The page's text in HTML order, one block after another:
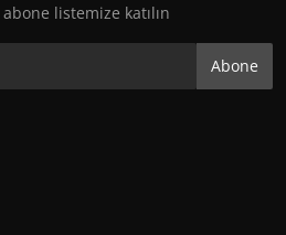
listemize katılın
Abone